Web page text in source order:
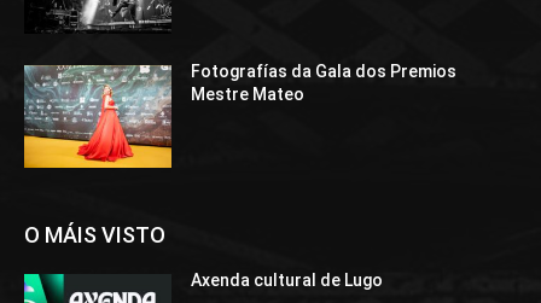
Fotografías da Gala dos Premios
Mestre Mateo
O MÁIS VISTO
Axenda cultural de Lugo